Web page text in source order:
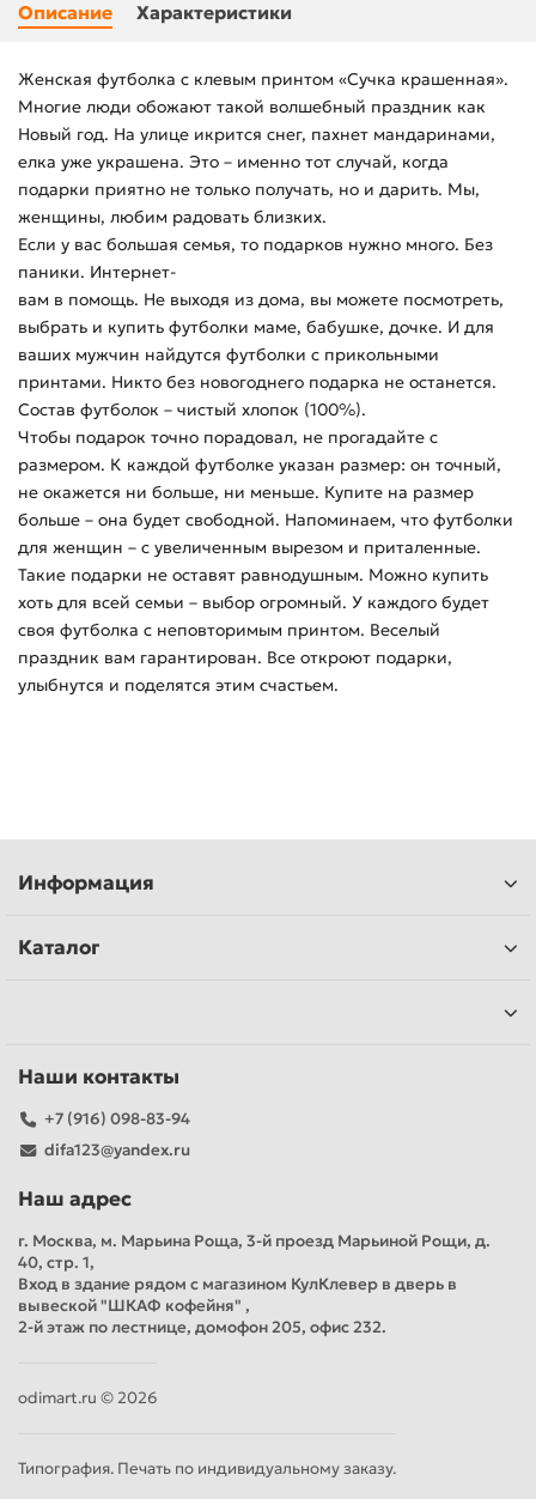
Описание Характеристики
Женская футболка с клевым принтом «Сучка крашенная».
Многие люди обожают такой волшебный праздник как
Новый год. На улице икрится снег, пахнет мандаринами,
елка уже украшена. Это – именно тот случай, когда
подарки приятно не только получать, но и дарить. Мы,
женщины, любим радовать близких.
Если у вас большая семья, то подарков нужно много. Без
паники. Интернет-
вам в помощь. Не выходя из дома, вы можете посмотреть,
выбрать и купить футболки маме, бабушке, дочке. И для
ваших мужчин найдутся футболки с прикольными
принтами. Никто без новогоднего подарка не останется.
Состав футболок – чистый хлопок (100%).
Чтобы подарок точно порадовал, не прогадайте с
размером. К каждой футболке указан размер: он точный,
не окажется ни больше, ни меньше. Купите на размер
больше – она будет свободной. Напоминаем, что футболки
для женщин – с увеличенным вырезом и приталенные.
Такие подарки не оставят равнодушным. Можно купить
хоть для всей семьи – выбор огромный. У каждого будет
своя футболка с неповторимым принтом. Веселый
праздник вам гарантирован. Все откроют подарки,
улыбнутся и поделятся этим счастьем.
Информация
Каталог
Наши контакты
+7 (916) 098-83-94
difa123@yandex.ru
Наш адрес
г. Москва, м. Марьина Роща, 3-й проезд Марьиной Рощи, д.
40, стр. 1,
Вход в здание рядом с магазином КулКлевер в дверь в
вывеской "ШКАФ кофейня" ,
2-й этаж по лестнице, домофон 205, офис 232.
odimart.ru © 2026
Типография. Печать по индивидуальному заказу.